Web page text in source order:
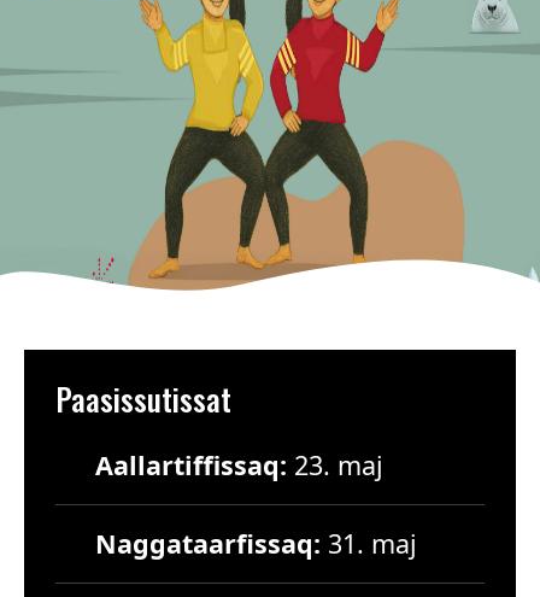
Paasissutissat
Aallartiffissaq: 23. maj
Naggataarfissaq: 31. maj